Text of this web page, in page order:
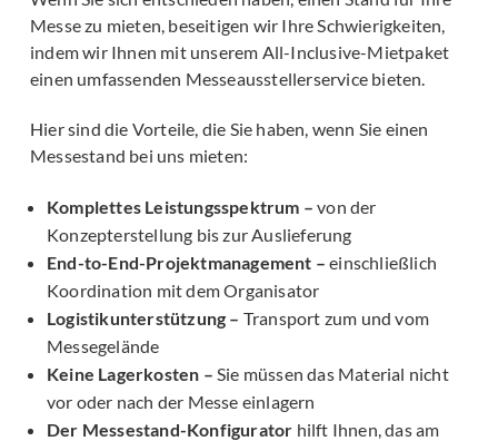
Messe zu mieten, beseitigen wir Ihre Schwierigkeiten,
indem wir Ihnen mit unserem All-Inclusive-Mietpaket
einen umfassenden Messeausstellerservice bieten.
Hier sind die Vorteile, die Sie haben, wenn Sie einen
Messestand bei uns mieten:
Komplettes Leistungsspektrum – von der
Konzepterstellung bis zur Auslieferung
End-to-End-Projektmanagement – einschließlich
Koordination mit dem Organisator
Logistikunterstützung – Transport zum und vom
Messegelände
Keine Lagerkosten – Sie müssen das Material nicht
vor oder nach der Messe einlagern
Der Messestand-Konfigurator hilft Ihnen, das am